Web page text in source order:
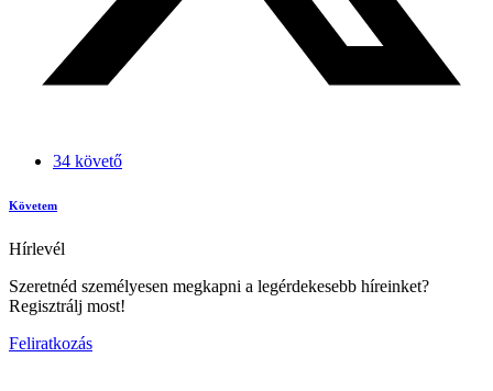
34 követő
Követem
Hírlevél
Szeretnéd személyesen megkapni a legérdekesebb híreinket?
Regisztrálj most!
Feliratkozás